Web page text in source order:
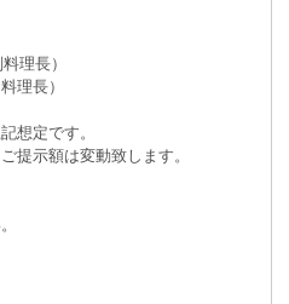
理長）
理長）
想定です。
提示額は変動致します。